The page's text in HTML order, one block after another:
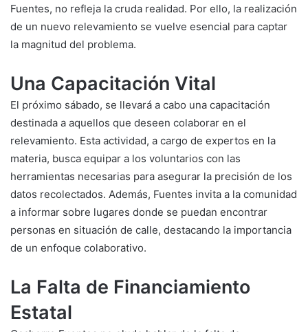
Fuentes, no refleja la cruda realidad. Por ello, la realización
de un nuevo relevamiento se vuelve esencial para captar
la magnitud del problema.
Una Capacitación Vital
El próximo sábado, se llevará a cabo una capacitación
destinada a aquellos que deseen colaborar en el
relevamiento. Esta actividad, a cargo de expertos en la
materia, busca equipar a los voluntarios con las
herramientas necesarias para asegurar la precisión de los
datos recolectados. Además, Fuentes invita a la comunidad
a informar sobre lugares donde se puedan encontrar
personas en situación de calle, destacando la importancia
de un enfoque colaborativo.
La Falta de Financiamiento
Estatal